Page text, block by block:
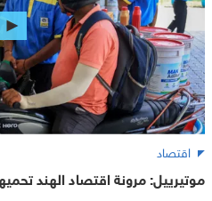
اقتصاد
موتيرييل: مرونة اقتصاد الهند